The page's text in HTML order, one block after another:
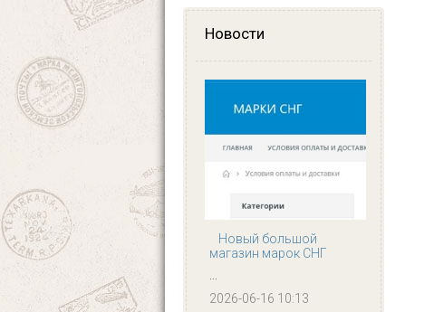
Новости
Новый большой
магазин марок СНГ
...
2026-06-16 10:13